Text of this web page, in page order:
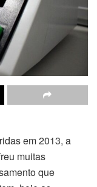
em 2013, a
muitas
que